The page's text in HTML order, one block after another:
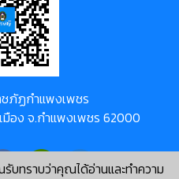
บทราบว่าคุณได้อ่านและทำความ
ชภัฏกำแพงเพชร
มือง จ.กำแพงเพชร 62000